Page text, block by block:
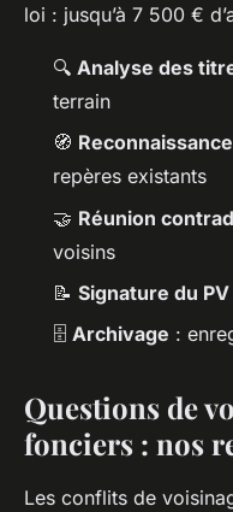
loi : jusqu’à 7 500 €
🔍 Analyse des
terrain
🧭
repères existants
🤝 Réunion
voisins
📝 Signature du PV
🗄️ Archivage :
Questions de
fonciers : nos
Les conflits de